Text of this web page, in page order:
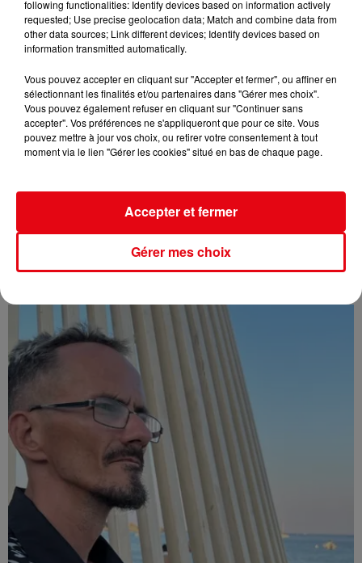
following functionalities: Identify devices based on information actively
requested; Use precise geolocation data; Match and combine data from
other data sources; Link different devices; Identify devices based on
information transmitted automatically.
Vous pouvez accepter en cliquant sur "Accepter et fermer", ou affiner en
sélectionnant les finalités et/ou partenaires dans "Gérer mes choix".
Vous pouvez également refuser en cliquant sur "Continuer sans
accepter". Vos préférences ne s'appliqueront que pour ce site. Vous
pouvez mettre à jour vos choix, ou retirer votre consentement à tout
moment via le lien "Gérer les cookies" situé en bas de chaque page.
Gérer mes choix
Accepter et fermer